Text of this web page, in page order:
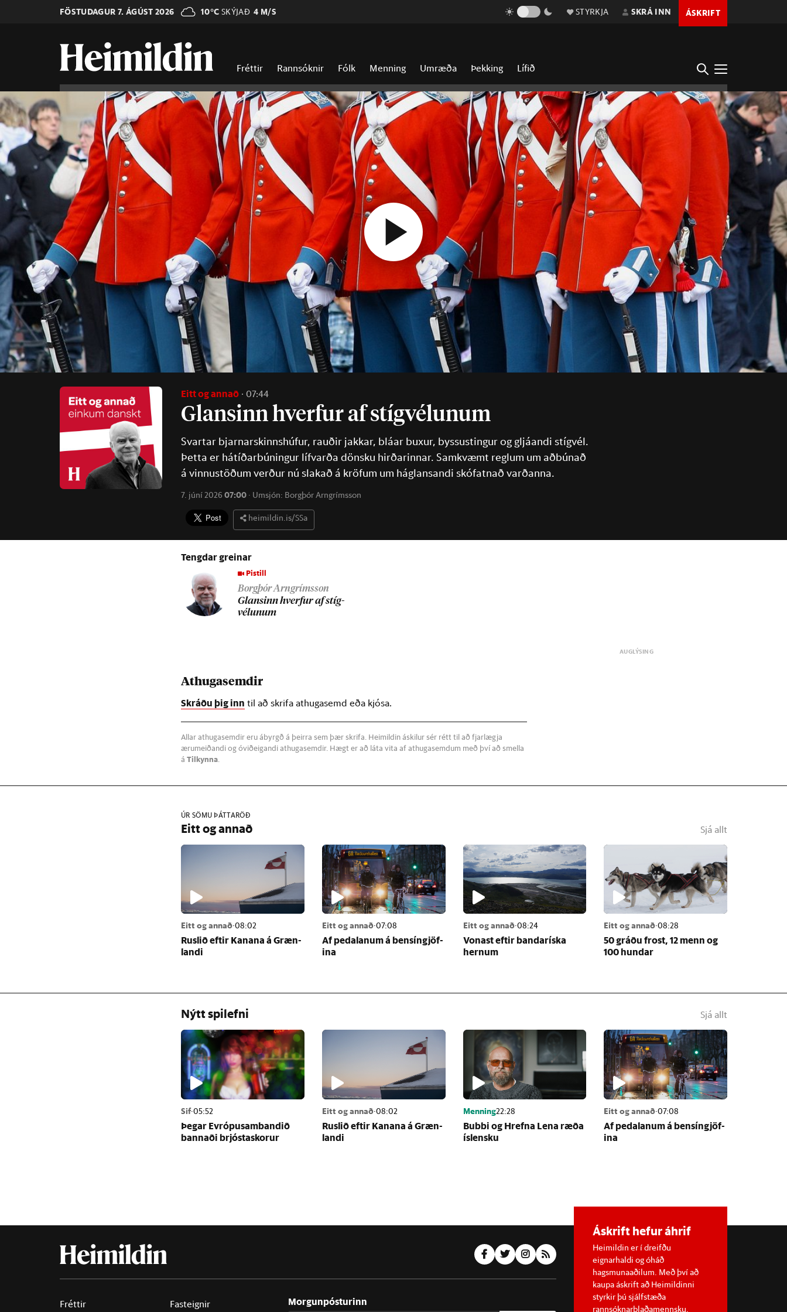
FÖSTUDAGUR 7. ÁGÚST 2026 10°C SKÝJAÐ 4 M/S STYRKJA SKRÁ INN ÁSKRIFT
Fréttir Rannsóknir Fólk Menning Umræða Þekking Lífið
Eitt og annað 07:44
Glans­inn hverf­ur af stíg­vél­un­um
Svartar bjarnarskinnshúfur, rauðir jakkar, bláar buxur, byssustingur og gljáandi stígvél.
Þetta er hátíðarbúningur lífvarða dönsku hirðarinnar. Samkvæmt reglum um aðbúnað
á vinnustöðum verður nú slakað á kröfum um háglansandi skófatnað varðanna.
7. júní 2026 07:00 · Umsjón: Borgþór Arngrímsson
heimildin.is/SSa
Tengdar greinar
Pistill
Borgþór Arngrímsson
Glans­inn hverf­ur af stíg­
vél­un­um
Athugasemdir
Skráðu þig inn til að skrifa athugasemd eða kjósa.
Allar athugasemdir eru ábyrgð á þeirra sem þær skrifa. Heimildin áskilur sér rétt til að fjarlægja
ærumeiðandi og óviðeigandi athugasemdir. Hægt er að láta vita af athugasemdum með því að smella
á Tilkynna
ÚR SÖMU ÞÁTTARÖÐ
Eitt og annað Sjá allt
Eitt og annað·08:02
Rusl­ið eft­ir Kan­ana á Græn­
landi
Eitt og annað·07:08
Af pedal­an­um á bens­ín­gjöf­
ina
Eitt og annað·08:24
Von­ast eft­ir banda­ríska
hern­um
Eitt og annað·08:28
50 gráðu frost, 12 menn og
100 hund­ar
Nýtt spilefni Sjá allt
Sif·05:52
Þeg­ar Evr­ópu­sam­band­ið
bann­aði brjósta­skor­ur
Eitt og annað·08:02
Rusl­ið eft­ir Kan­ana á Græn­
landi
Menning22:28
Bubbi og Hrefna Lena ræða
ís­lensku
Eitt og annað·07:08
Af pedal­an­um á bens­ín­gjöf­
ina
Fréttir
Fasteignir
Morgunpósturinn
Áskrift hefur áhrif
Heimildin er í dreifðu
eignarhaldi og óháð
hagsmunaaðilum. Með því að
kaupa áskrift að Heimildinni
styrkir þú sjálfstæða
rannsóknarblaðamennsku.